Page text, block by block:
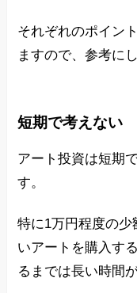
それぞれのポイン
ますので、参考に
短期で考えない
アート投資は短期
す。
特に1万円程度の
いアートを購入す
るまでは長い時間